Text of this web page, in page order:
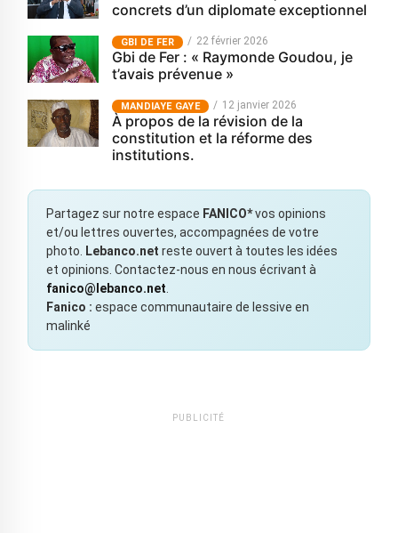
concrets d’un diplomate exceptionnel
GBI DE FER 22 février 2026
Gbi de Fer : « Raymonde Goudou, je
t’avais prévenue »
MANDIAYE GAYE 12 janvier 2026
À propos de la révision de la
constitution et la réforme des
institutions.
Partagez sur notre espace FANICO*vos opinions
et/ou lettres ouvertes, accompagnées de votre
photo.
Lebanco.net reste ouvert à toutes les idées
et opinions. Contactez-nous en nous écrivant à
fanico@lebanco.net
Fanico : espace communautaire de lessive en
malinké
PUBLICITÉ